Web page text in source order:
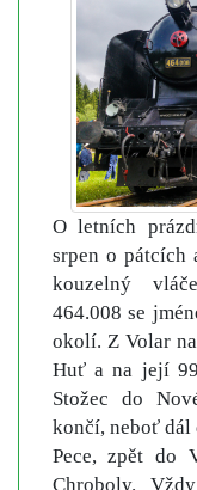
O letních
srpen o
kouzelný
464.008 se
okolí. Z Volar
Huť a na její
Stožec do
končí, neboť dál
Pece, zpět do
Chroboly.